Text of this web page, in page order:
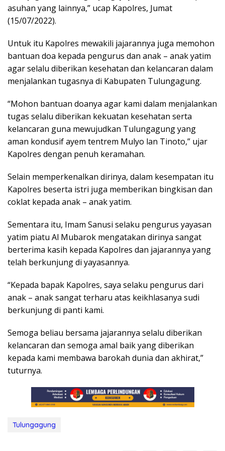
asuhan yang lainnya,” ucap Kapolres, Jumat
(15/07/2022).
Untuk itu Kapolres mewakili jajarannya juga memohon
bantuan doa kepada pengurus dan anak – anak yatim
agar selalu diberikan kesehatan dan kelancaran dalam
menjalankan tugasnya di Kabupaten Tulungagung.
“Mohon bantuan doanya agar kami dalam menjalankan
tugas selalu diberikan kekuatan kesehatan serta
kelancaran guna mewujudkan Tulungagung yang
aman kondusif ayem tentrem Mulyo lan Tinoto,” ujar
Kapolres dengan penuh keramahan.
Selain memperkenalkan dirinya, dalam kesempatan itu
Kapolres beserta istri juga memberikan bingkisan dan
coklat kepada anak – anak yatim.
Sementara itu, Imam Sanusi selaku pengurus yayasan
yatim piatu Al Mubarok mengatakan dirinya sangat
berterima kasih kepada Kapolres dan jajarannya yang
telah berkunjung di yayasannya.
“Kepada bapak Kapolres, saya selaku pengurus dari
anak – anak sangat terharu atas keikhlasanya sudi
berkunjung di panti kami.
Semoga beliau bersama jajarannya selalu diberikan
kelancaran dan semoga amal baik yang diberikan
kepada kami membawa barokah dunia dan akhirat,”
tuturnya.
Tulungagung